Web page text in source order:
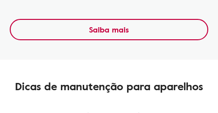
Saiba mais
Dicas de manutenção para aparelhos